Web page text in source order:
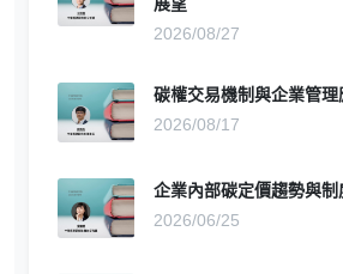
2026/08/27
碳權交易機制與企業管理
2026/08/17
企業內部碳定價趨勢與制
2026/06/25